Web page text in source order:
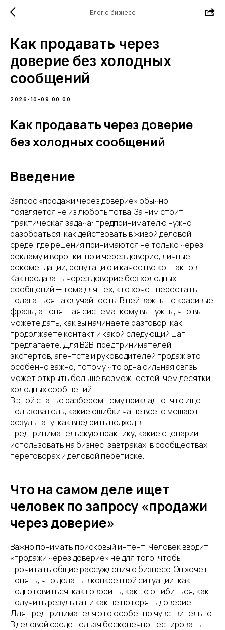
Блог о бизнесе
Как продавать через
доверие без холодных
сообщений
2026-10-09 00:00
Как продавать через доверие
без холодных сообщений
Введение
Запрос «продажи через доверие» обычно
появляется не из любопытства. За ним стоит
практическая задача: предпринимателю нужно
разобраться, как действовать в живой деловой
среде, где решения принимаются не только через
рекламу и воронки, но и через доверие, личные
рекомендации, репутацию и качество контактов.
Как продавать через доверие без холодных
сообщений — тема для тех, кто хочет перестать
полагаться на случайность. В ней важны не красивые
фразы, а понятная система: кому вы нужны, что вы
можете дать, как вы начинаете разговор, как
продолжаете контакт и какой следующий шаг
предлагаете. Для B2B-предпринимателей,
экспертов, агентств и руководителей продаж это
особенно важно, потому что одна сильная связь
может открыть больше возможностей, чем десятки
холодных сообщений.
В этой статье разберем тему прикладно: что ищет
пользователь, какие ошибки чаще всего мешают
результату, как внедрить подход в
предпринимательскую практику, какие сценарии
использовать на бизнес-завтраках, в сообществах,
переговорах и деловой переписке.
Что на самом деле ищет
человек по запросу «продажи
через доверие»
Важно понимать поисковый интент. Человек вводит
«продажи через доверие» не для того, чтобы
прочитать общие рассуждения о бизнесе. Он хочет
понять, что делать в конкретной ситуации: как
подготовиться, как говорить, как не ошибиться, как
получить результат и как не потерять доверие.
Для предпринимателя это особенно чувствительно.
В деловой среде нельзя бесконечно тестировать